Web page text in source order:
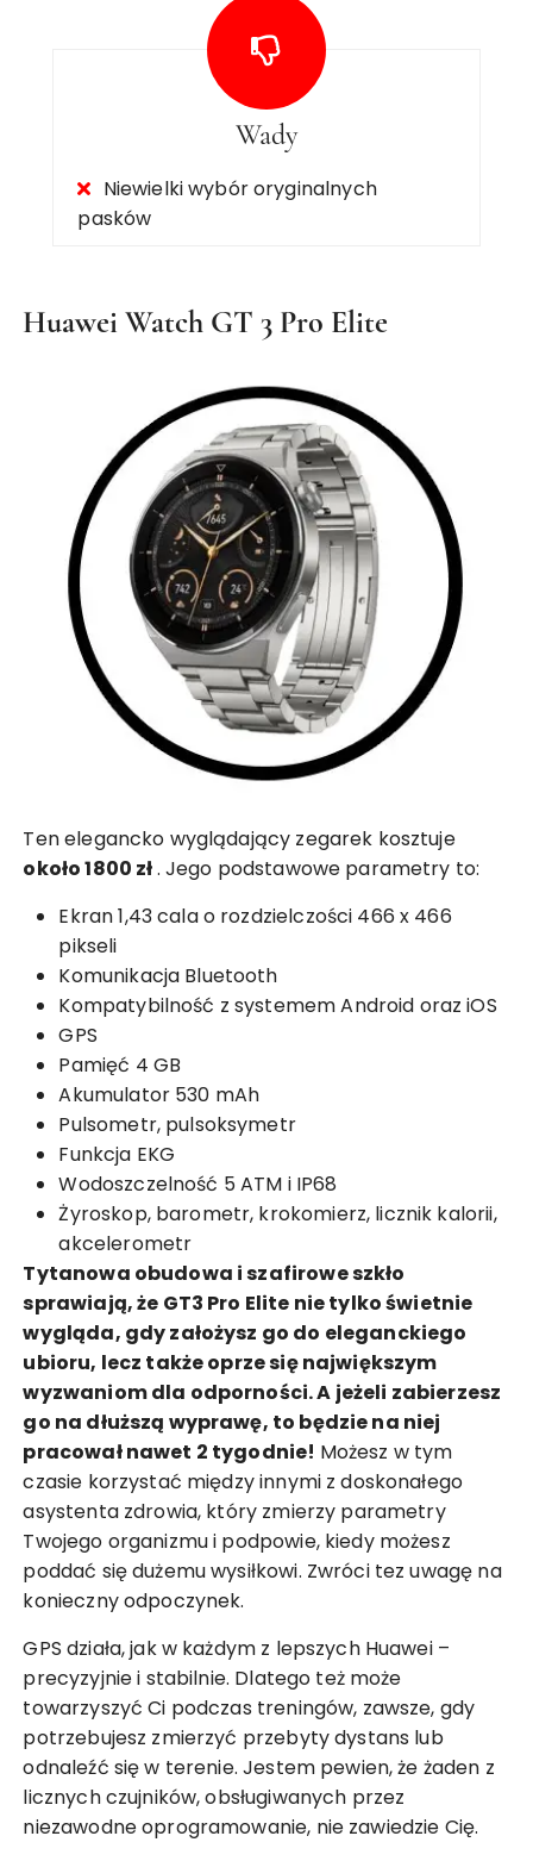
Wady
Niewielki wybór oryginalnych
pasków
Huawei Watch GT 3 Pro Elite
Ten elegancko wyglądający zegarek kosztuje
około 1800 zł. Jego podstawowe parametry to:
Ekran 1,43 cala o rozdzielczości 466 x 466
pikseli
Komunikacja Bluetooth
Kompatybilność z systemem Android oraz iOS
GPS
Pamięć 4 GB
Akumulator 530 mAh
Pulsometr, pulsoksymetr
Funkcja EKG
Wodoszczelność 5 ATM i IP68
Żyroskop, barometr, krokomierz, licznik kalorii,
akcelerometr
Tytanowa obudowa i szafirowe szkło
sprawiają, że GT3 Pro Elite nie tylko świetnie
wygląda, gdy założysz go do eleganckiego
ubioru, lecz także oprze się największym
wyzwaniom dla odporności. A jeżeli zabierzesz
go na dłuższą wyprawę, to będzie na niej
pracował nawet 2 tygodnie! Możesz w tym
czasie korzystać między innymi z doskonałego
asystenta zdrowia, który zmierzy parametry
Twojego organizmu i podpowie, kiedy możesz
poddać się dużemu wysiłkowi. Zwróci tez uwagę na
konieczny odpoczynek.
GPS działa, jak w każdym z lepszych Huawei –
precyzyjnie i stabilnie. Dlatego też może
towarzyszyć Ci podczas treningów, zawsze, gdy
potrzebujesz zmierzyć przebyty dystans lub
odnaleźć się w terenie. Jestem pewien, że żaden z
licznych czujników, obsługiwanych przez
niezawodne oprogramowanie, nie zawiedzie Cię.